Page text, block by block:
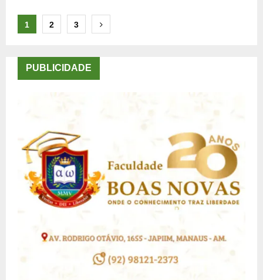
Paginação
posts
1 2 3
PUBLICIDADE